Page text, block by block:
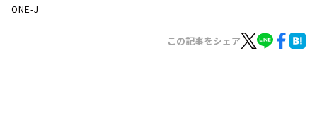
ONE-J
この記事をシェア